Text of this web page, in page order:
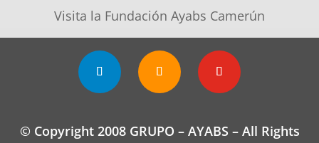
Visita la Fundación Ayabs Camerún
© Copyright 2008 GRUPO – AYABS – All Rights